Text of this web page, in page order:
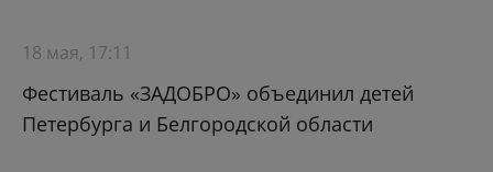
18 мая, 17:11
Фестиваль «ЗАДОБРО» объединил детей
Петербурга и Белгородской области